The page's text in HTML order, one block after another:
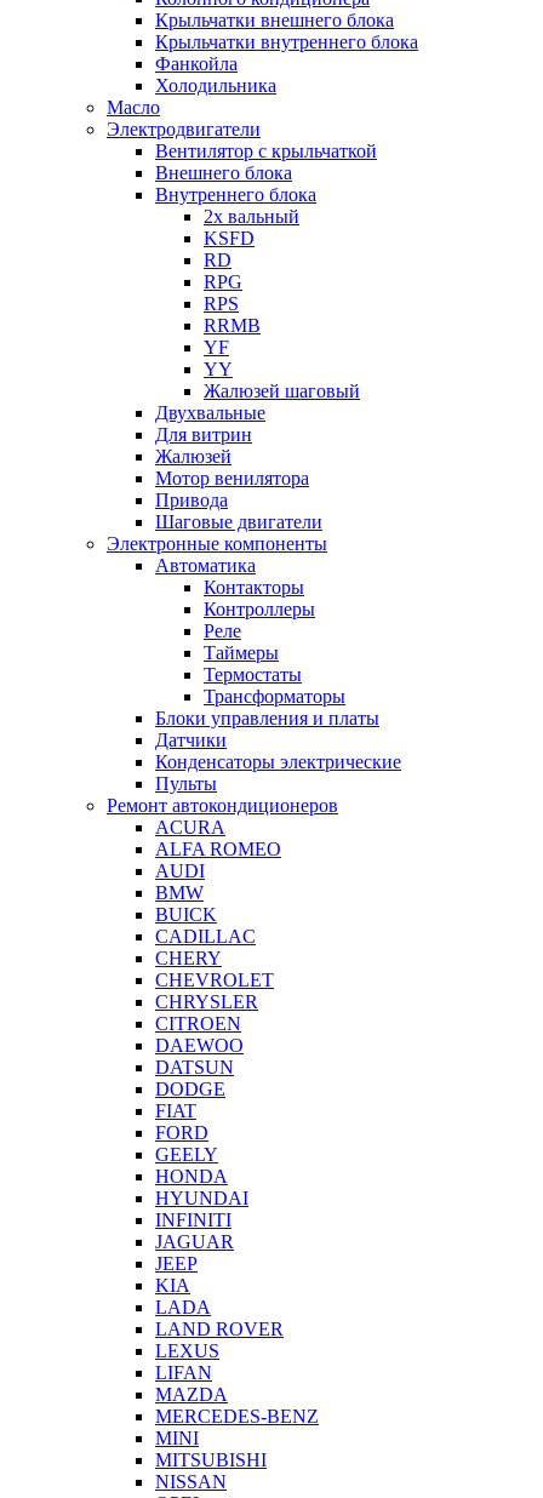
Крыльчатки внешнего блока
Крыльчатки внутреннего блока
Фанкойла
Холодильника
Масло
Электродвигатели
Вентилятор с крыльчаткой
Внешнего блока
Внутреннего блока
2х вальный
KSFD
RD
RPG
RPS
RRMB
YF
YY
Жалюзей шаговый
Двухвальные
Для витрин
Жалюзей
Мотор венилятора
Привода
Шаговые двигатели
Электронные компоненты
Автоматика
Контакторы
Контроллеры
Реле
Таймеры
Термостаты
Трансформаторы
Блоки управления и платы
Датчики
Конденсаторы электрические
Пульты
Ремонт автокондиционеров
ACURA
ALFA ROMEO
AUDI
BMW
BUICK
CADILLAC
CHERY
CHEVROLET
CHRYSLER
CITROEN
DAEWOO
DATSUN
DODGE
FIAT
FORD
GEELY
HONDA
HYUNDAI
INFINITI
JAGUAR
JEEP
KIA
LADA
LAND ROVER
LEXUS
LIFAN
MAZDA
MERCEDES-BENZ
MINI
MITSUBISHI
NISSAN